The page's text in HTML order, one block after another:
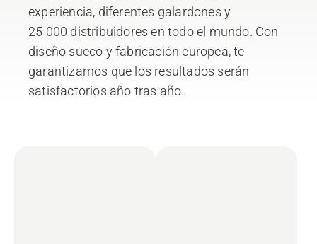
experiencia, diferentes galardones y
25 000 distribuidores en todo el mundo. Con
diseño sueco y fabricación europea, te
garantizamos que los resultados serán
satisfactorios año tras año.